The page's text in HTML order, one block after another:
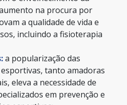
na procura por
a qualidade de vida e
incluindo a fisioterapia
a popularização das
tanto amadoras
eleva a necessidade de
em prevenção e